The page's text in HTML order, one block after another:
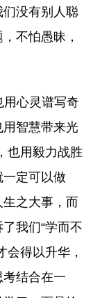
们没有别人聪
不怕愚昧，
心灵谱写奇
智慧带来光
也用毅力战胜
定可以做
之大事，而
我们“学而不
会得以升华，
结合在一